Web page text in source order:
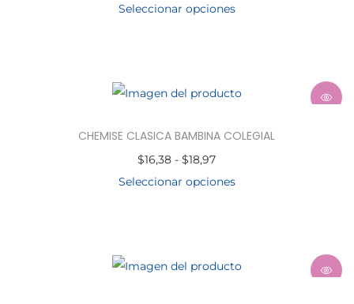
Seleccionar opciones
CHEMISE CLASICA BAMBINA COLEGIAL
$16,38 - $18,97
Seleccionar opciones